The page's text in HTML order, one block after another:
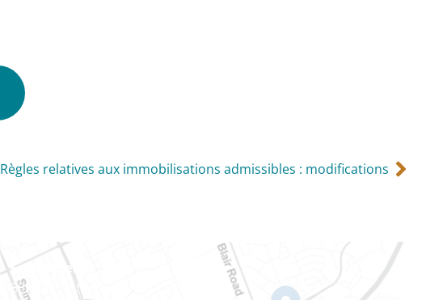
Règles relatives aux immobilisations admissibles : modifications
Est ontarien
888, rue Notre-Dame